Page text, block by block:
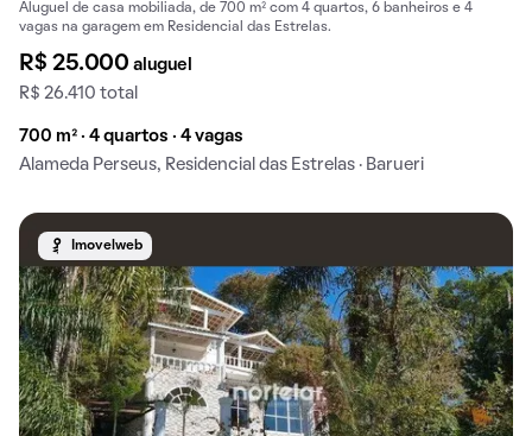
Aluguel de casa mobiliada, de 700 m² com 4 quartos, 6 banheiros e 4
vagas na garagem em Residencial das Estrelas.
R$ 25.000aluguel
R$ 26.410 total
700 m² · 4 quartos · 4 vagas
Alameda Perseus, Residencial das Estrelas · Barueri
Imovelweb